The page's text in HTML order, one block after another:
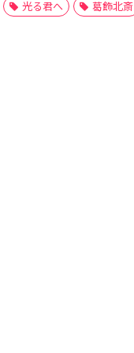
光る君へ 葛飾北斎